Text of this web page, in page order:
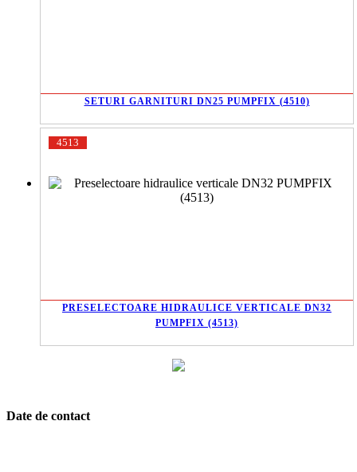
SETURI GARNITURI DN25 PUMPFIX (4510)
4513
PRESELECTOARE HIDRAULICE VERTICALE DN32
PUMPFIX (4513)
Date de contact